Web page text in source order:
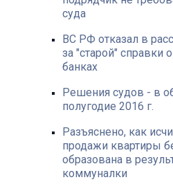
суда
ВС РФ отказал в
за "старой" справки
банках
Решения судов - в
полугодие 2016 г.
Разъяснено, как
продажи квартиры
образована в
коммуналки